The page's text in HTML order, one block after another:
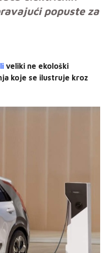
popuste za
veliki ne ekološki
koje se ilustruje kroz